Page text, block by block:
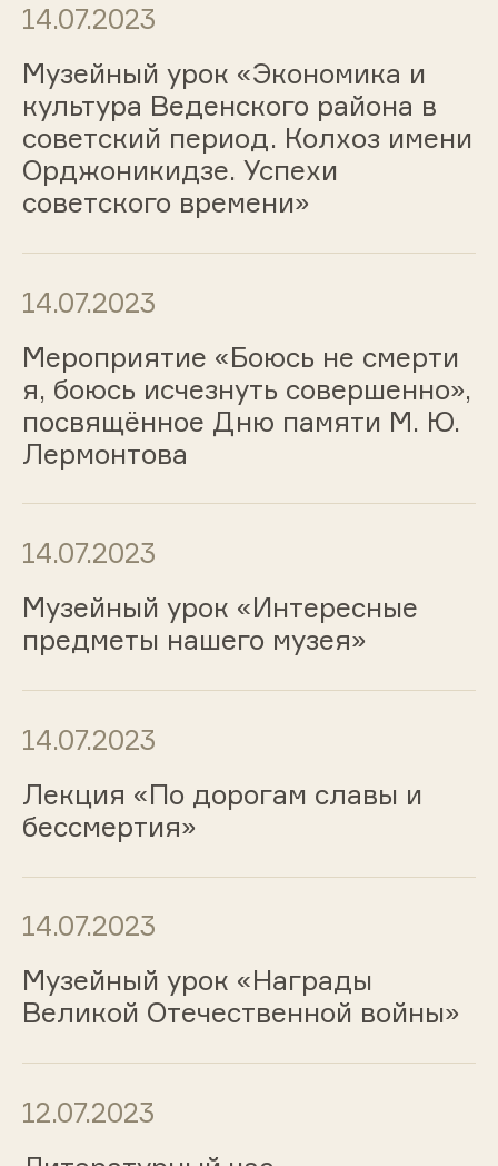
14.07.2023
Музейный урок «Экономика и
культура Веденского района в
советский период. Колхоз имени
Орджоникидзе. Успехи
советского времени»
14.07.2023
Мероприятие «Боюсь не смерти
я, боюсь исчезнуть совершенно»,
посвящённое Дню памяти М. Ю.
Лермонтова
14.07.2023
Музейный урок «Интересные
предметы нашего музея»
14.07.2023
Лекция «По дорогам славы и
бессмертия»
14.07.2023
Музейный урок «Награды
Великой Отечественной войны»
12.07.2023